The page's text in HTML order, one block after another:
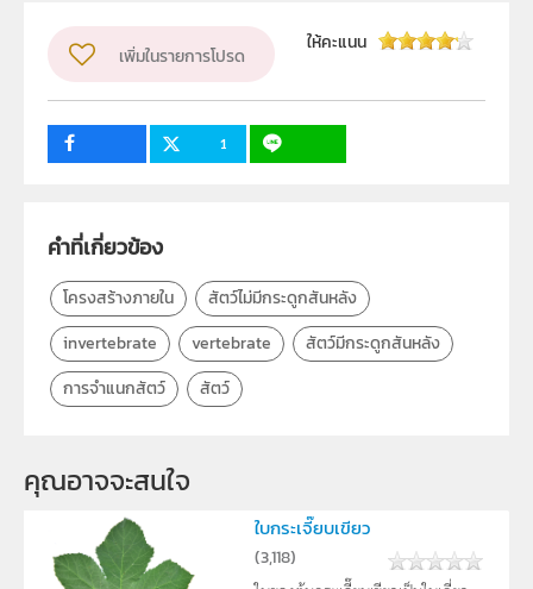
วิชา
วิทยาศาสตร์ทั่วไป
กลุ่มเป้าหมาย
ครู, นักเรียน
เพิ่มในรายการโปรด
ให้คะแนน
1
คำที่เกี่ยวข้อง
โครงสร้างภายใน
สัตว์ไม่มีกระดูกสันหลัง
invertebrate
vertebrate
สัตว์มีกระดูกสันหลัง
การจำแนกสัตว์
สัตว์
คุณอาจจะสนใจ
ใบกระเจี๊ยบเขียว
(3,118)